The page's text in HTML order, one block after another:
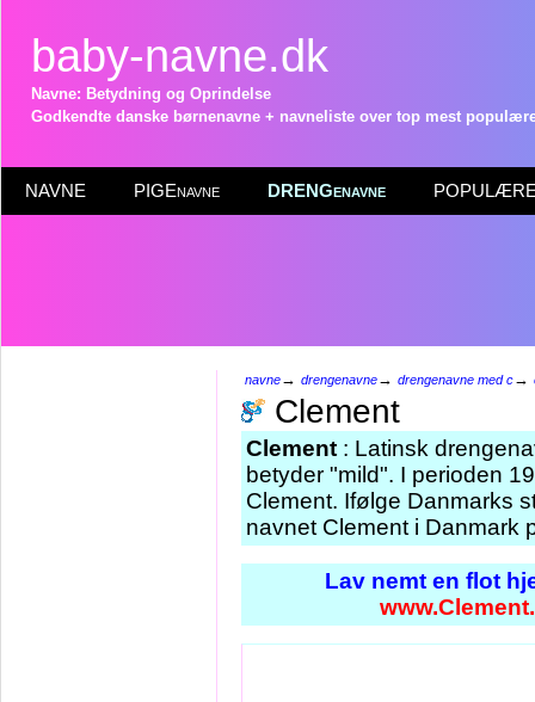
baby-navne.dk
Navne: Betydning og Oprindelse
Godkendte danske børnenavne + navneliste over top mest
NAVNE PIGEnavne DRENGenavne POPULÆRE
navne→ drengenavne→ drengenavne med c→
Clement
Clement : Latinsk
betyder "mild". I perioden
Clement. Ifølge Danmarks
navnet Clement i Danmark
Lav nemt en flot